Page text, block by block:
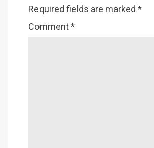
Required fields are marked *
Comment*